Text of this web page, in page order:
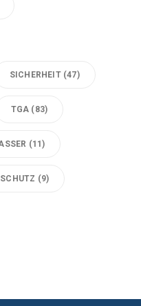
SICHERHEIT(47)
TGA (83)
(11)
(9)